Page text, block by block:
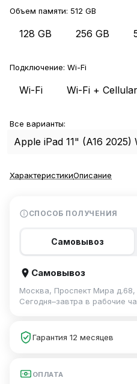
Объем памяти: 512 GB
128 GB 256 GB
Подключение: Wi-Fi
Wi-Fi Wi-Fi + Cellular
Все варианты:
ХарактеристикиОписание
СПОСОБ ПОЛУЧЕНИЯ
Самовывоз
Самовывоз
Москва, Проспект Мира д.68,
Сегодня–завтра в рабочие
Гарантия 12 месяцев
ОПЛАТА